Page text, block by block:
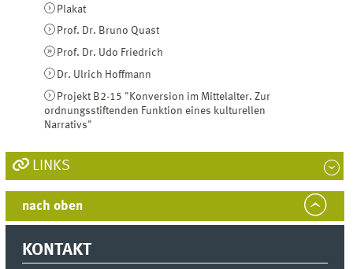
Plakat
Prof. Dr. Bruno Quast
Prof. Dr. Udo Friedrich
Dr. Ulrich Hoffmann
Projekt B2-15 "Konversion im Mittelalter. Zur
ordnungsstiftenden Funktion eines kulturellen
Narrativs"
LINKS
nach oben
KONTAKT